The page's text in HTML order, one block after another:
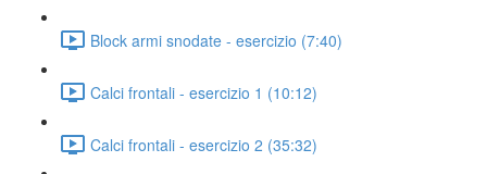
Block armi snodate - esercizio (7:40)
Calci frontali - esercizio 1 (10:12)
Calci frontali - esercizio 2 (35:32)